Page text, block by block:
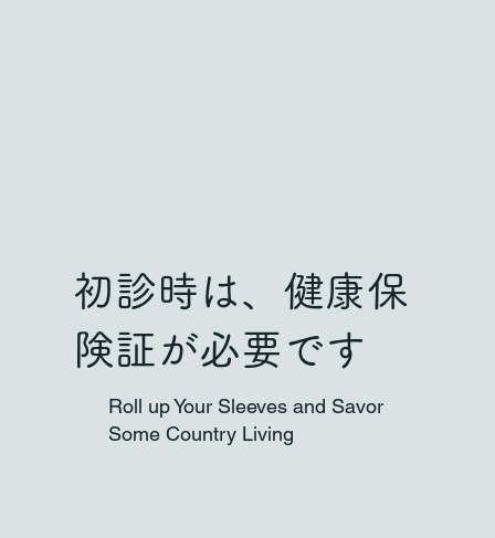
初診時は、健康保
険証が必要です
Roll up Your Sleeves and Savor
Some Country Living